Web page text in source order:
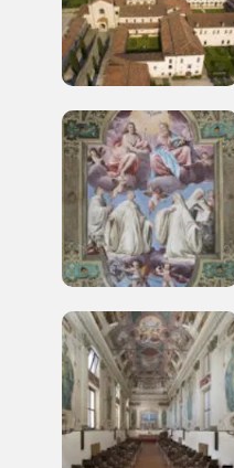
Accedi alle
a quelle inerenti i
Regalati 365 giorni
più bella,
Scopri tutte le